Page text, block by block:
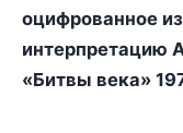
оцифрованное
интерпретацию
«Битвы века»